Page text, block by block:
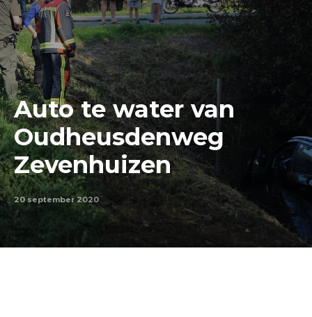
Auto te water van
Oudheusdenweg
Zevenhuizen
20 september 2020